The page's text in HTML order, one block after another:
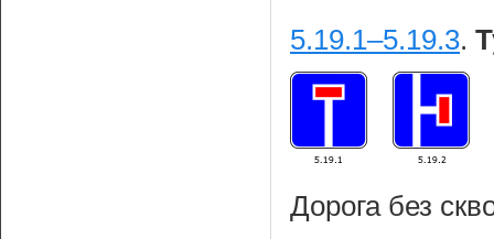
5.19.1–5.19.3.
Дорога без